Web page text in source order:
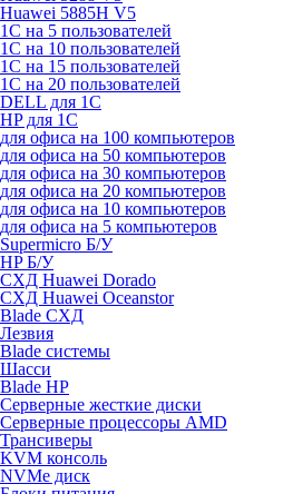
Huawei 5885H V5
1С на 5 пользователей
1С на 10 пользователей
1С на 15 пользователей
1С на 20 пользователей
DELL для 1С
HP для 1С
для офиса на 100 компьютеров
для офиса на 50 компьютеров
для офиса на 30 компьютеров
для офиса на 20 компьютеров
для офиса на 10 компьютеров
для офиса на 5 компьютеров
Supermicro Б/У
HP Б/У
СХД Huawei Dorado
СХД Huawei Oceanstor
Blade СХД
Лезвия
Blade системы
Шасси
Blade HP
Серверные жесткие диски
Серверные процессоры AMD
Трансиверы
KVM консоль
NVMe диск